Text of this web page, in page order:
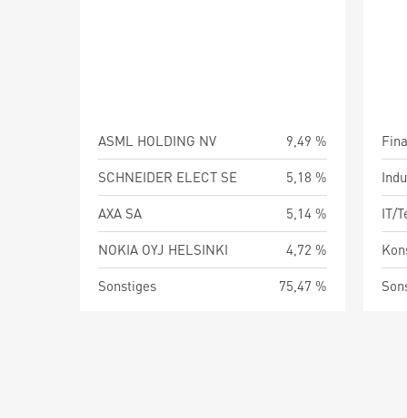
ASML HOLDING NV
9,49 %
SCHNEIDER ELECT SE
5,18 %
AXA SA
5,14 %
NOKIA OYJ HELSINKI
4,72 %
Sonstiges
75,47 %
IT/